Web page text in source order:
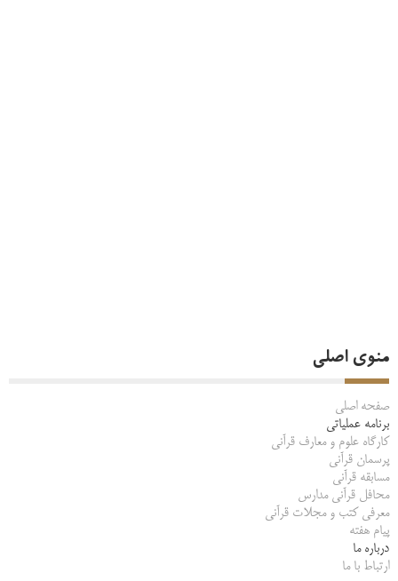
منوی اصلی
صفحه اصلی
برنامه عملیاتی
کارگاه علوم و معارف قرآنی
پرسمان قرآنی
مسابقه قرآنی
محافل قرآنی مدارس
معرفی کتب و مجلات قرآنی
پیام هفته
درباره ما
ارتباط با ما